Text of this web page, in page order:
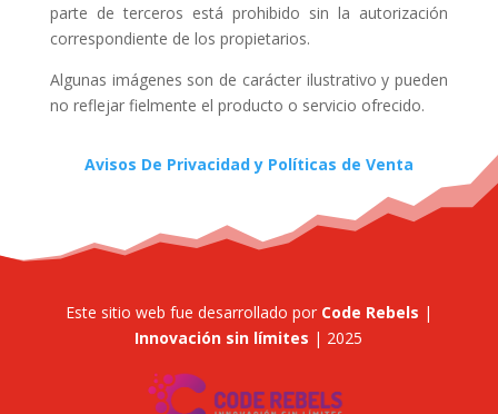
parte de terceros está prohibido sin la autorización
correspondiente de los propietarios.
Algunas imágenes son de carácter ilustrativo y pueden
no reflejar fielmente el producto o servicio ofrecido.
Avisos De Privacidad y Políticas de Venta
Este sitio web fue desarrollado porCode Rebels |
Innovación sin límites | 2025